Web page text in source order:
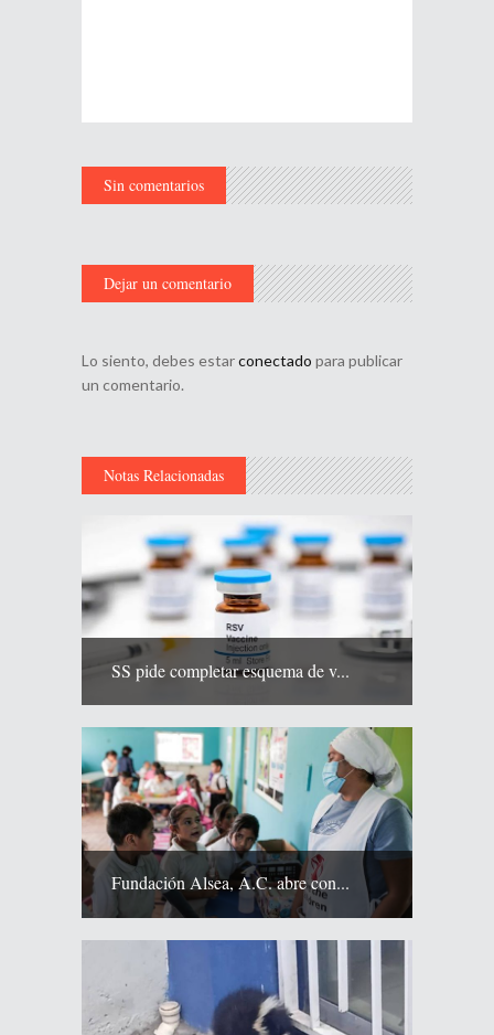
Sin comentarios
Dejar un comentario
Lo siento, debes estarconectado para publicar
un comentario.
Notas Relacionadas
SS pide completar esquema de v...
Fundación Alsea, A.C. abre con...